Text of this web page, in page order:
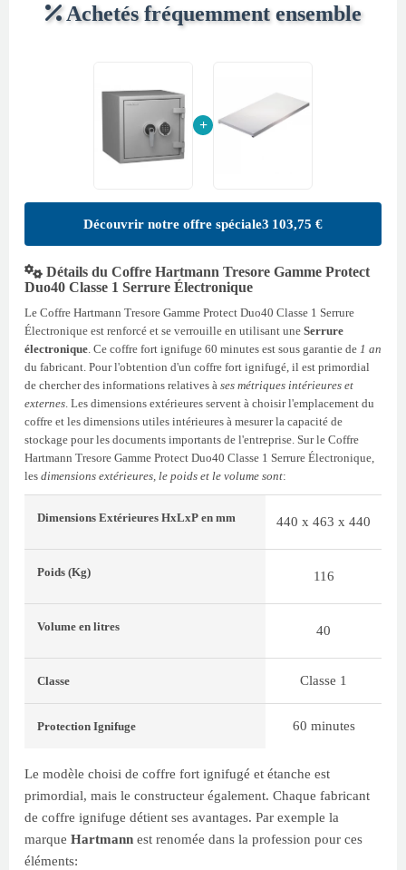
Achetés fréquemment ensemble
+
Découvrir notre offre spéciale3 103,75 €
Détails du Coffre Hartmann Tresore Gamme Protect
Duo40 Classe 1 Serrure Électronique
Le Coffre Hartmann Tresore Gamme Protect Duo40 Classe 1 Serrure
Électronique est renforcé et se verrouille en utilisant une Serrure
électronique. Ce coffre fort ignifuge 60 minutes est sous garantie de 1 an
du fabricant. Pour l'obtention d'un coffre fort ignifugé, il est primordial
de chercher des informations relatives à ses métriques intérieures et
externes. Les dimensions extérieures servent à choisir l'emplacement du
coffre et les dimensions utiles intérieures à mesurer la capacité de
stockage pour les documents importants de l'entreprise. Sur le Coffre
Hartmann Tresore Gamme Protect Duo40 Classe 1 Serrure Électronique,
les dimensions extérieures, le poids et le volume sont:
Dimensions Extérieures HxLxP en mm 440 x 463 x 440
Poids (Kg) 116
Volume en litres 40
Classe Classe 1
Protection Ignifuge 60 minutes
Le modèle choisi de coffre fort ignifugé et étanche est
primordial, mais le constructeur également. Chaque fabricant
de coffre ignifuge détient ses avantages. Par exemple la
marque Hartmann est renomée dans la profession pour ces
éléments: